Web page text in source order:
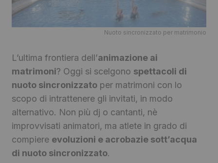
Nuoto sincronizzato per matrimonio
L’ultima frontiera dell’animazione ai
matrimoni? Oggi si scelgono spettacoli di
nuoto sincronizzato per matrimoni con lo
scopo di intrattenere gli invitati, in modo
alternativo. Non più dj o cantanti, nè
improvvisati animatori, ma atlete in grado di
compiere evoluzioni e acrobazie sott’acqua
di nuoto sincronizzato.